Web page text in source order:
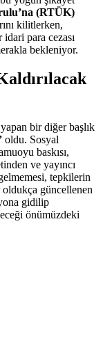
(RTÜK)
kilitlerken,
para cezası
bekleniyor.
bir diğer başlık
oldu. Sosyal
baskısı,
ve yayıncı
tepkilerin
güncellenen
gidilip
önümüzdeki